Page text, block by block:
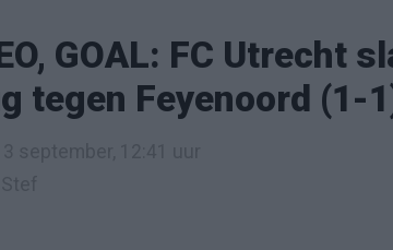
GOAL: FC Utrecht
tegen Feyenoord (1-